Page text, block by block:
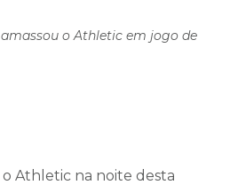
o Athletic em jogo de
Athletic na noite desta